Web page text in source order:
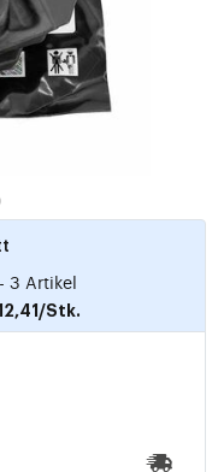
3 Artikel
Stk.